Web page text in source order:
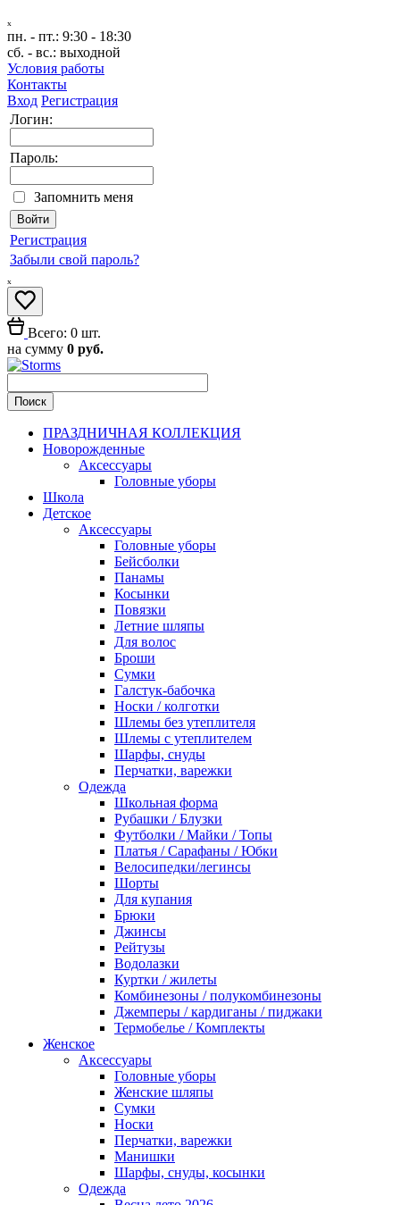
ₓ
пн. - пт.: 9:30 - 18:30
сб. - вс.: выходной
Условия работы
Контакты
Вход Регистрация
Логин:
Пароль:
Запомнить меня
Регистрация
Забыли свой пароль?
ₓ
Всего: 0 шт.
на сумму 0 руб.
ПРАЗДНИЧНАЯ КОЛЛЕКЦИЯ
Новорожденные
Аксессуары
Головные уборы
Школа
Детское
Аксессуары
Головные уборы
Бейсболки
Панамы
Косынки
Повязки
Летние шляпы
Для волос
Броши
Сумки
Галстук-бабочка
Носки / колготки
Шлемы без утеплителя
Шлемы с утеплителем
Шарфы, снуды
Перчатки, варежки
Одежда
Школьная форма
Рубашки / Блузки
Футболки / Майки / Топы
Платья / Сарафаны / Юбки
Велосипедки/легинсы
Шорты
Для купания
Брюки
Джинсы
Рейтузы
Водолазки
Куртки / жилеты
Комбинезоны / полукомбинезоны
Джемперы / кардиганы / пиджаки
Термобелье / Комплекты
Женское
Аксессуары
Головные уборы
Женские шляпы
Сумки
Носки
Перчатки, варежки
Манишки
Шарфы, снуды, косынки
Одежда